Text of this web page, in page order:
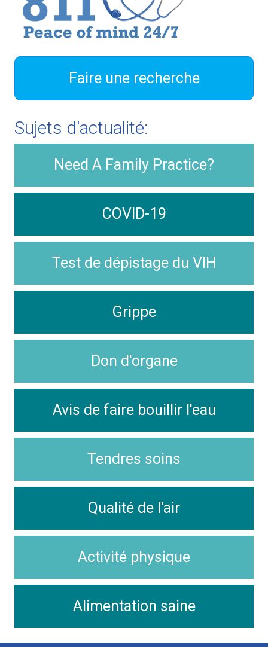
Faire une recherche
Sujets d'actualité:
Need A Family Practice?
COVID-19
Test de dépistage du VIH
Grippe
Don d'organe
Avis de faire bouillir l'eau
Tendres soins
Qualité de l'air
Activité physique
Alimentation saine